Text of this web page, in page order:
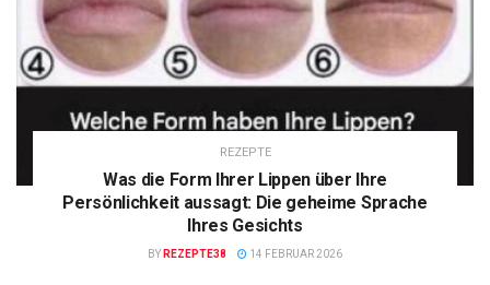
REZEPTE
Was die Form Ihrer Lippen über Ihre
Persönlichkeit aussagt: Die geheime Sprache
Ihres Gesichts
BY REZEPTE38 14 FEBRUAR 2026